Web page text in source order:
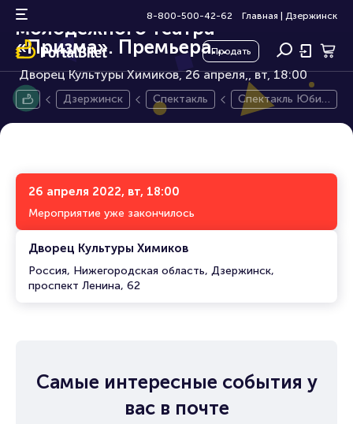
8-800-500-42-62 Главная Дзержинск
Продать
Спектакль Юбилей
молодежного театра
«Призма». Премьера
спектакля «Кружевные
крылья» (ДКХ)
Дворец Культуры Химиков, 26 апреля,
12+
вт, 18:00
Дзержинск Спектакль
Спектакль Юбил
ей молодежного
ные крылья» (ДК
26 апреля 2022, вт, 18:00
Мероприятие уже закончилось
Дворец Культуры Химиков
Россия, Нижегородская область, Дзержинск,
проспект Ленина, 62
Самые интересные события у
вас в почте